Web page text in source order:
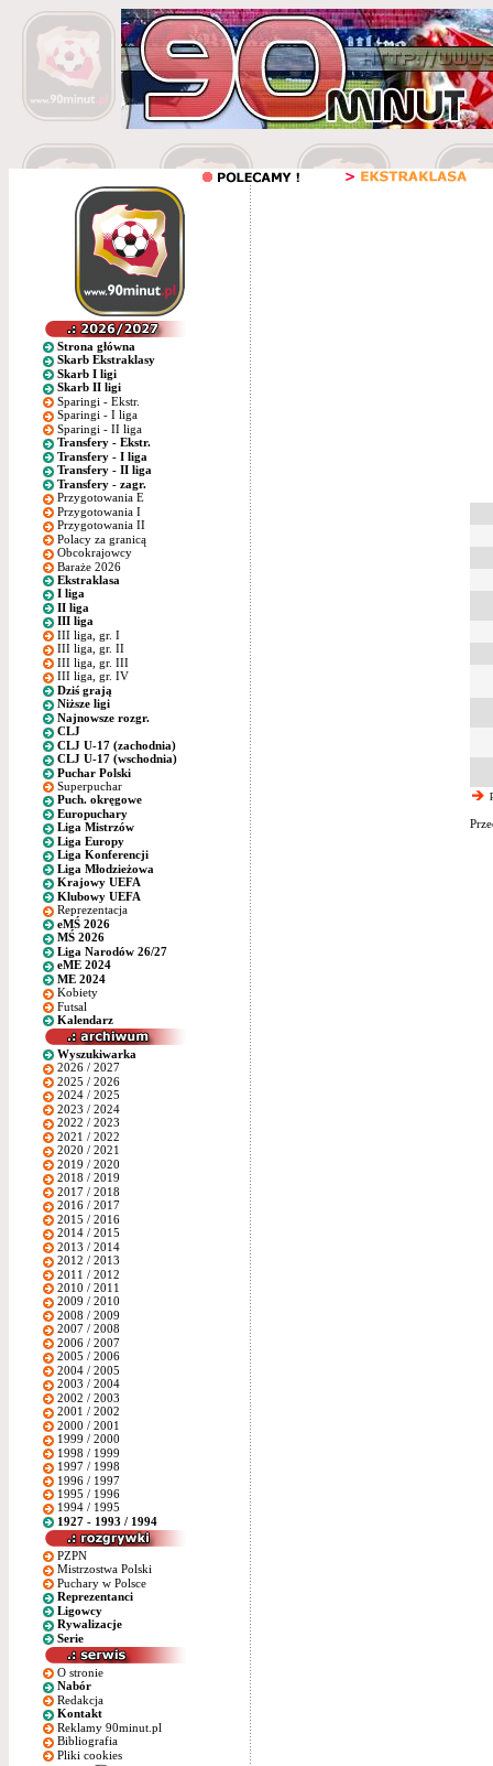
Strona główna
Skarb Ekstraklasy
Skarb I ligi
Skarb II ligi
Sparingi - Ekstr.
Sparingi - I liga
Sparingi - II liga
Transfery - Ekstr.
Transfery - I liga
Transfery - II liga
Transfery - zagr.
Przygotowania E
Przygotowania I
Przygotowania II
Polacy za granicą
Obcokrajowcy
Baraże 2026
Ekstraklasa
I liga
II liga
III liga
III liga, gr. I
III liga, gr. II
III liga, gr. III
III liga, gr. IV
Dziś grają
Niższe ligi
Najnowsze rozgr.
CLJ
CLJ U-17 (zachodnia)
CLJ U-17 (wschodnia)
Puchar Polski
Superpuchar
Puch. okręgowe
Europuchary
Liga Mistrzów
Liga Europy
Liga Konferencji
Liga Młodzieżowa
Krajowy UEFA
Klubowy UEFA
Reprezentacja
eMŚ 2026
MŚ 2026
Liga Narodów 26/27
eME 2024
ME 2024
Kobiety
Futsal
Kalendarz
Wyszukiwarka
2026 / 2027
2025 / 2026
2024 / 2025
2023 / 2024
2022 / 2023
2021 / 2022
2020 / 2021
2019 / 2020
2018 / 2019
2017 / 2018
2016 / 2017
2015 / 2016
2014 / 2015
2013 / 2014
2012 / 2013
2011 / 2012
2010 / 2011
2009 / 2010
2008 / 2009
2007 / 2008
2006 / 2007
2005 / 2006
2004 / 2005
2003 / 2004
2002 / 2003
2001 / 2002
2000 / 2001
1999 / 2000
1998 / 1999
1997 / 1998
1996 / 1997
1995 / 1996
1994 / 1995
1927 - 1993 / 1994
PZPN
Mistrzostwa Polski
Puchary w Polsce
Reprezentanci
Ligowcy
Rywalizacje
Serie
O stronie
Nabór
Redakcja
Kontakt
Reklamy 90minut.pl
Bibliografia
Pliki cookies